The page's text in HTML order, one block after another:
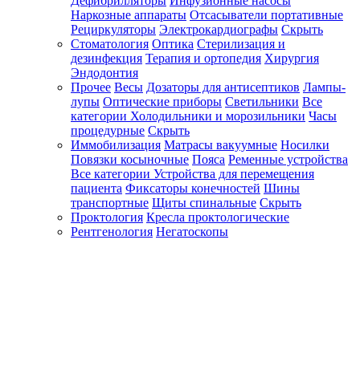
Наркозные аппараты Отсасыватели портативные
Рециркуляторы Электрокардиографы Скрыть
Стоматология Оптика Стерилизация и
дезинфекция Терапия и ортопедия Хирургия
Эндодонтия
Прочее Весы Дозаторы для антисептиков Лампы-
лупы Оптические приборы Светильники Все
категории Холодильники и морозильники Часы
процедурные Скрыть
Иммобилизация Матрасы вакуумные Носилки
Повязки косыночные Пояса Ременные устройства
Все категории Устройства для перемещения
пациента Фиксаторы конечностей Шины
транспортные Щиты спинальные Скрыть
Проктология Кресла проктологические
Рентгенология Негатоскопы